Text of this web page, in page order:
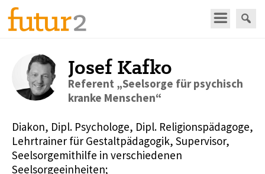
Josef Kafko
Referent „Seelsorge für psychisch
kranke Menschen“
Diakon, Dipl. Psychologe, Dipl. Religionspädagoge,
Lehrtrainer für Gestaltpädagogik, Supervisor,
Seelsorgemithilfe in verschiedenen
Seelsorgeeinheiten;